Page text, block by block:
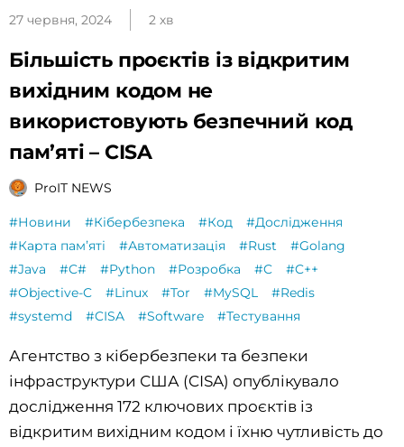
27 червня, 2024 2 хв
Більшість проєктів із відкритим
вихідним кодом не
використовують безпечний код
пам’яті – CISA
ProIT NEWS
#Новини #Кібербезпека #Код
#Дослідження
#Карта памʼяті
#Автоматизація #Rust
#Golang
#Java
#C# #Python #Розробка #C
#C++
#Objective-C
#Linux #Tor #MySQL
#Redis
#systemd
#CISA #Software #Тестування
Агентство з кібербезпеки та безпеки
інфраструктури США (CISA) опублікувало
дослідження 172 ключових проєктів із
відкритим вихідним кодом і їхню чутливість до